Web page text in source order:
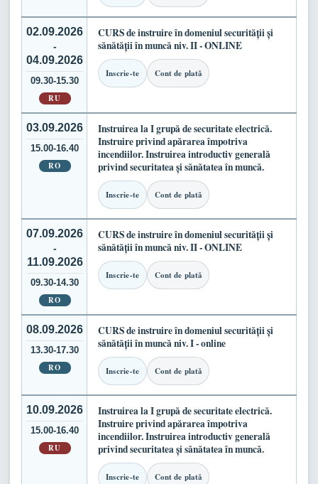
02.09.2026
-
04.09.2026
09.30-15.30
RU
CURS de instruire în domeniul securității și
sănătății în muncă niv. II - ONLINE
Inscrie-te Cont de plată
03.09.2026
15.00-16.40
RO
Instruirea la I grupă de securitate electrică.
Instruire privind apărarea împotriva
incendiilor. Instruirea introductiv generală
privind securitatea și sănătatea în muncă.
Inscrie-te Cont de plată
07.09.2026
-
11.09.2026
09.30-14.30
RO
CURS de instruire în domeniul securității și
sănătății în muncă niv. II - ONLINE
Inscrie-te Cont de plată
08.09.2026
13.30-17.30
RO
CURS de instruire în domeniul securității și
sănătății în muncă niv. I - online
Inscrie-te Cont de plată
10.09.2026
15.00-16.40
RU
Instruirea la I grupă de securitate electrică.
Instruire privind apărarea împotriva
incendiilor. Instruirea introductiv generală
privind securitatea și sănătatea în muncă.
Inscrie-te Cont de plată